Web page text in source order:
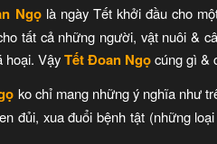
Ngọ là ngày Tết khởi đầu cho
tất cả những người, vật nuôi &
hoại. VậyTết Đoan Ngọcúng gì &
ko chỉ mang những ý nghĩa như
đủi, xua đuổi bệnh tật (những